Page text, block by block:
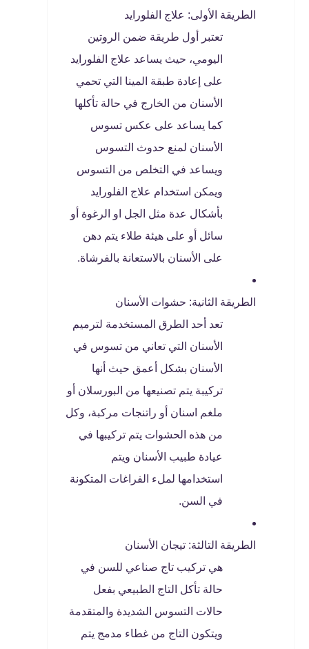
الطريقة الأولى: علاج الفلورايد
تعتبر أول طريقة ضمن الروتين
اليومي، حيث يساعد علاج الفلورايد
على إعادة طبقة المينا التي تحمي
الأسنان من الخارج في حالة تأكلها
كما يساعد على عكس تسوس
الأسنان لمنع حدوث التسوس
ويساعد في التخلص من التسوس
ويمكن استخدام علاج الفلورايد
بأشكال عدة مثل الجل او الرغوة أو
سائل أو على هيئة طلاء يتم دهن
على الأسنان بالاستعانة بالفرشاة.
الطريقة الثانية: حشوات الأسنان
تعد أحد الطرق المستخدمة لترميم
الأسنان التي تعاني من تسوس في
الأسنان بشكل أعمق حيث أنها
تركيبة يتم تصنيعها من البورسلان أو
ملغم اسنان أو راتنجات مركبة، وكل
من هذه الحشوات يتم تركيبها في
عيادة طبيب الأسنان ويتم
استخدامها لملء الفراغات المتكونة
في السن.
الطريقة التالثة: تيجان الأسنان
هي تركيب تاج صناعي للسن في
حالة تأكل التاج الطبيعي بفعل
حالات التسوس الشديدة والمتقدمة
ويتكون التاج من غطاء مدمج يتم